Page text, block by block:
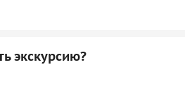
экскурсию?